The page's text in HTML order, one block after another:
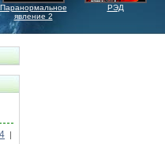
Паранормальное
явление 2
РЭД
|